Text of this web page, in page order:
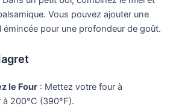
Vous pouvez ajouter une
émincée pour une profondeur de goût.
le Four: Mettez votre four à
200°C (390°F).